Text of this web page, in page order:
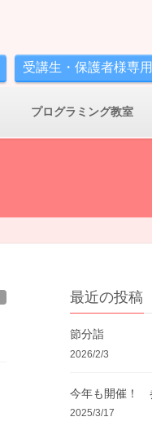
受講生・保護者様専用
プログラミング教室
最近の投稿
節分詣
2026/2/3
今年も開催！
2025/3/17